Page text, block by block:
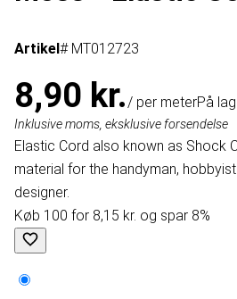
Artikel# MT012723
8,90 kr./ per meterPå
Inklusive moms, eksklusive forsendelse
Elastic Cord also known as Shock
material for the handyman,
designer.
Køb 100 for 8,15 kr. og spar 8%